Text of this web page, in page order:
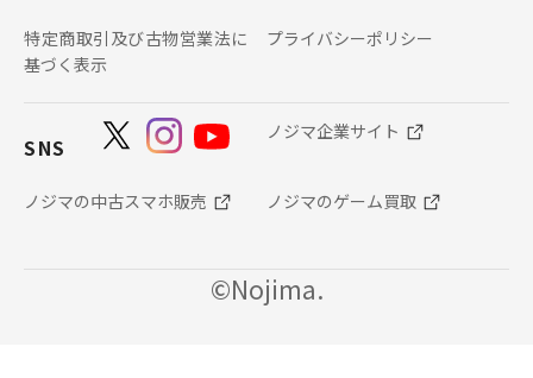
特定商取引及び古物営業法に
基づく表示
プライバシーポリシー
SNS
ノジマ企業サイト
ノジマの中古スマホ販売 ノジマのゲーム買取
©Nojima.